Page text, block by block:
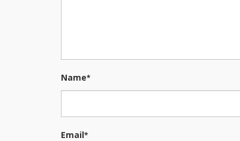
Name*
Email*